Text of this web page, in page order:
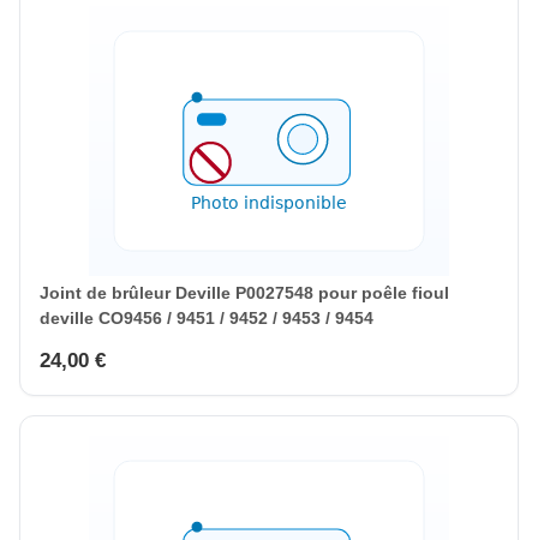
Joint de brûleur Deville P0027548 pour poêle fioul
deville CO9456 / 9451 / 9452 / 9453 / 9454
24,00 €